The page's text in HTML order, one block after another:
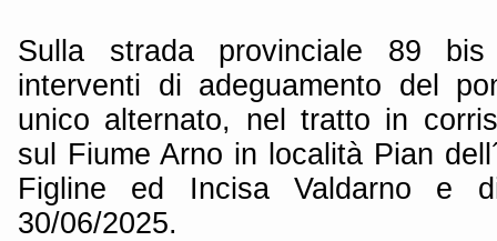
Sulla strada provinciale 89
interventi di adeguamento del
unico alternato, nel tratto in
sul Fiume Arno in località Pian
Figline ed Incisa Valdarno e
30/06/2025.